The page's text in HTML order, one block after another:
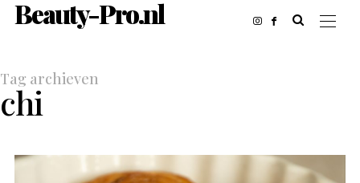
Beauty-Pro.nl
Tag archieven
chi